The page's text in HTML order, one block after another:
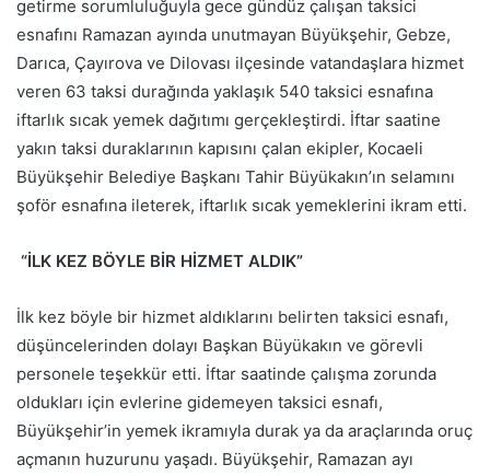
getirme sorumluluğuyla gece gündüz çalışan taksici
esnafını Ramazan ayında unutmayan Büyükşehir, Gebze,
Darıca, Çayırova ve Dilovası ilçesinde vatandaşlara hizmet
veren 63 taksi durağında yaklaşık 540 taksici esnafına
iftarlık sıcak yemek dağıtımı gerçekleştirdi. İftar saatine
yakın taksi duraklarının kapısını çalan ekipler, Kocaeli
Büyükşehir Belediye Başkanı Tahir Büyükakın’ın selamını
şoför esnafına ileterek, iftarlık sıcak yemeklerini ikram etti.
“İLK KEZ BÖYLE BİR HİZMET ALDIK”
İlk kez böyle bir hizmet aldıklarını belirten taksici esnafı,
düşüncelerinden dolayı Başkan Büyükakın ve görevli
personele teşekkür etti. İftar saatinde çalışma zorunda
oldukları için evlerine gidemeyen taksici esnafı,
Büyükşehir’in yemek ikramıyla durak ya da araçlarında oruç
açmanın huzurunu yaşadı. Büyükşehir, Ramazan ayı